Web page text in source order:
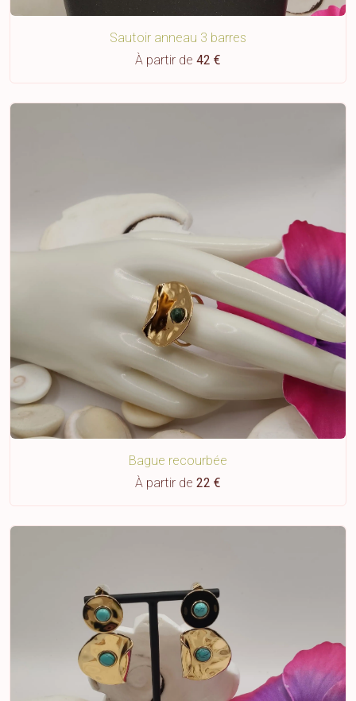
Sautoir anneau 3 barres
À partir de 42 €
Bague recourbée
À partir de 22 €